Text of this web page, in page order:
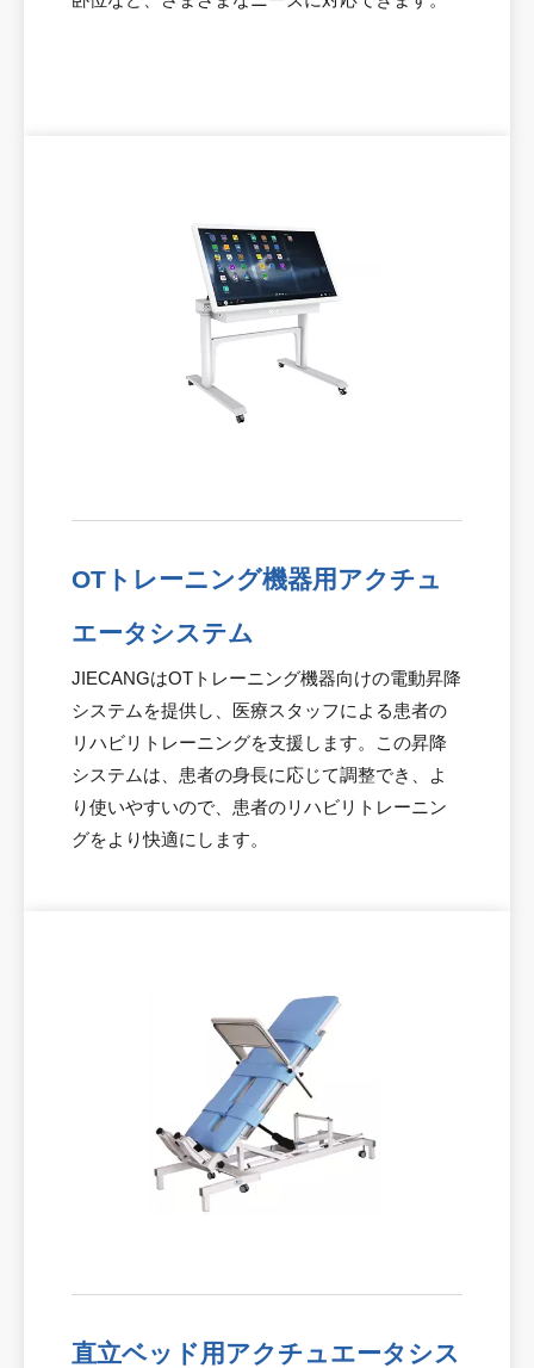
OTトレーニング機器用アクチュ
エータシステム
JIECANGはOTトレーニング機器向けの電動昇降
システムを提供し、医療スタッフによる患者の
リハビリトレーニングを支援します。この昇降
システムは、患者の身長に応じて調整でき、よ
り使いやすいので、患者のリハビリトレーニン
グをより快適にします。
直立ベッド用アクチュエータシス